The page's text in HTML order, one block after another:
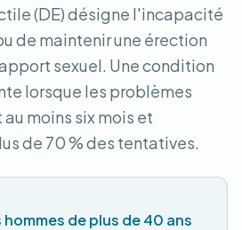
(DE) désigne l'incapacité
de maintenir une érection
sexuel. Une condition
lorsque les problèmes
moins six mois et
de 70 % des tentatives.
hommes de plus de 40 ans